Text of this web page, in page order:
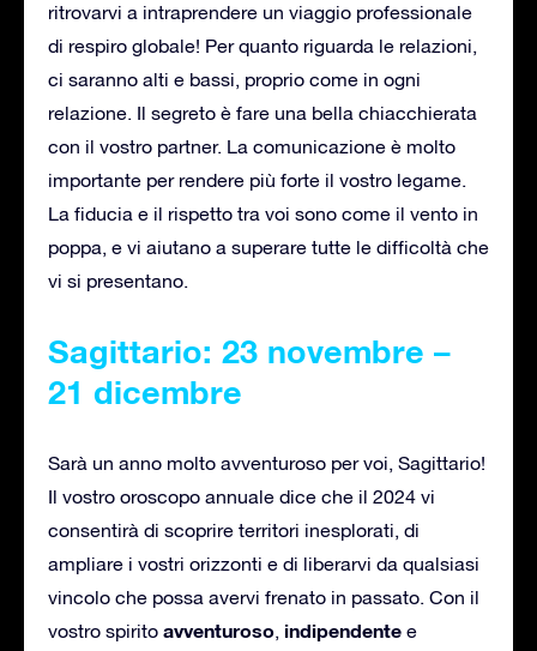
ritrovarvi a intraprendere un viaggio professionale
di respiro globale! Per quanto riguarda le relazioni,
ci saranno alti e bassi, proprio come in ogni
relazione. Il segreto è fare una bella chiacchierata
con il vostro partner. La comunicazione è molto
importante per rendere più forte il vostro legame.
La fiducia e il rispetto tra voi sono come il vento in
poppa, e vi aiutano a superare tutte le difficoltà che
vi si presentano.
Sagittario: 23 novembre –
21 dicembre
Sarà un anno molto avventuroso per voi, Sagittario!
Il vostro oroscopo annuale dice che il 2024 vi
consentirà di scoprire territori inesplorati, di
ampliare i vostri orizzonti e di liberarvi da qualsiasi
vincolo che possa avervi frenato in passato. Con il
vostro spirito avventuroso, indipendente e